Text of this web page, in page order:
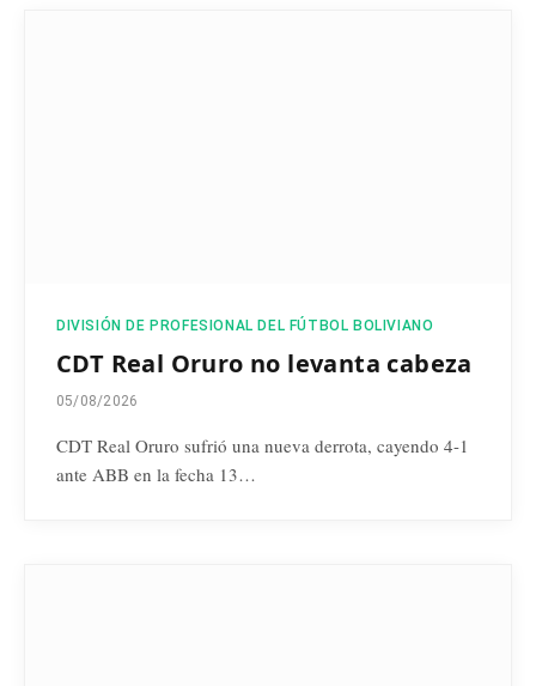
DIVISIÓN DE PROFESIONAL DEL FÚTBOL BOLIVIANO
CDT Real Oruro no levanta cabeza
05/08/2026
CDT Real Oruro sufrió una nueva derrota, cayendo 4-1
ante ABB en la fecha 13…